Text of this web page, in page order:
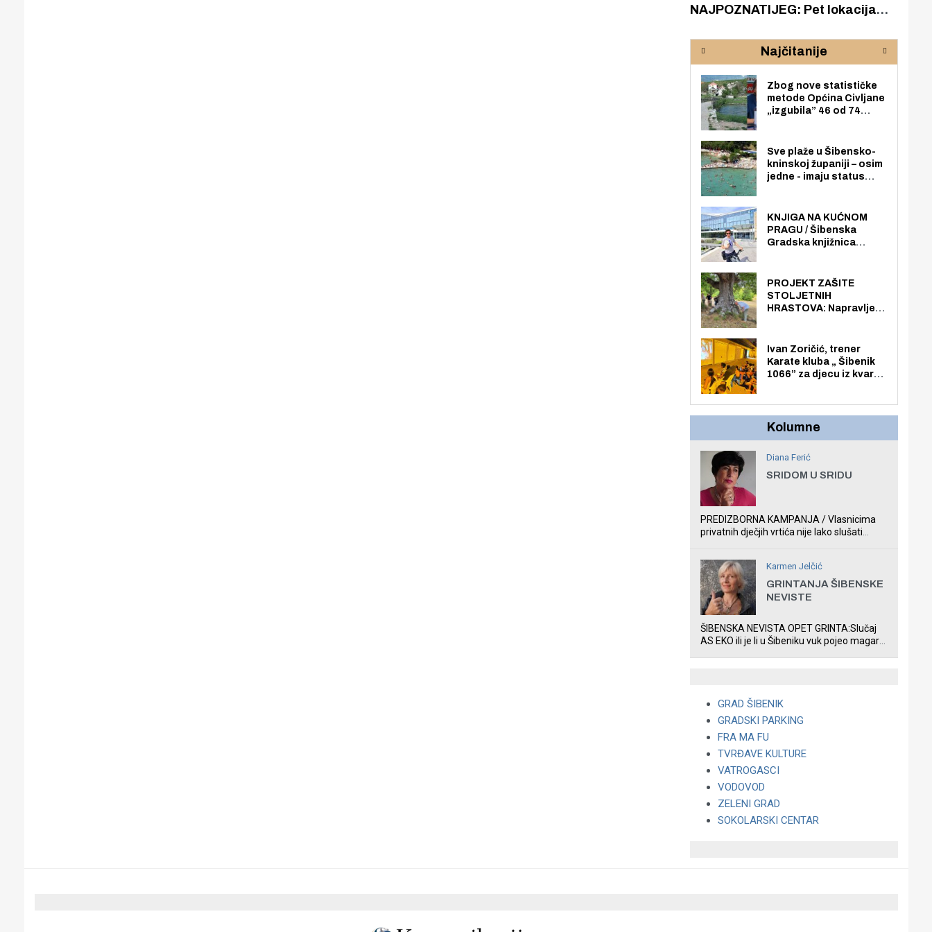
NAJPOZNATIJEG: Pet lokacija
rijeke Krke
Najčitanije
Zbog nove statističke
metode Općina Civljane
„izgubila” 46 od 74
nego radno sposobnih
osoba među svojih 170
stanovnika.
Sve plaže u Šibensko-
kninskoj županiji – osim
jedne - imaju status
općoj upotrebi. Pristup
je slobodan i besplatan
za sve građane i
KNJIGA NA KUĆNOM
PRAGU / Šibenska
Gradska knjižnica
knjiga na kućnu adresu
električnim biciklom.
PROJEKT ZAŠITE
STOLJETNIH
HRASTOVA: Napravljen
Zmajevac
Ivan Zoričić, trener
Karate kluba „ Šibenik
1066” za djecu iz kvarta
organizirao dječje
Kolumne
Diana Ferić
SRIDOM U SRIDU
PREDIZBORNA KAMPANJA / Vlasnicima
privatnih dječjih vrtića nije lako slušati
Karmen Jelčić
GRINTANJA ŠIBENSKE
NEVISTE
ŠIBENSKA NEVISTA OPET GRINTA:Slučaj
AS EKO ili je li u Šibeniku vuk pojeo magare,
GRAD ŠIBENIK
GRADSKI PARKING
FRA MA FU
TVRĐAVE KULTURE
VATROGASCI
VODOVOD
ZELENI GRAD
SOKOLARSKI CENTAR